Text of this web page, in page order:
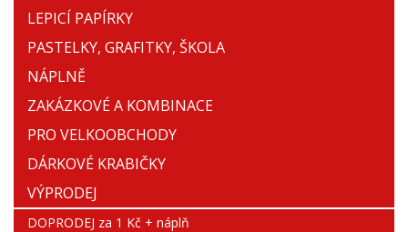
LEPICÍ PAPÍRKY
PASTELKY, GRAFITKY, ŠKOLA
NÁPLNĚ
ZAKÁZKOVÉ A KOMBINACE
PRO VELKOOBCHODY
DÁRKOVÉ KRABIČKY
VÝPRODEJ
DOPRODEJ za 1 Kč + náplň